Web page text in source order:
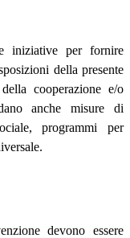
iniziative per fornire
della presente
cooperazione e/o
anche misure di
programmi per
devono essere